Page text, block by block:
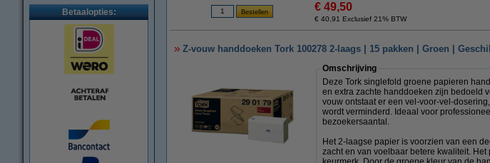
Betaalopties: € 49,50
€ 40,91 Exclusief 21% BTW
Z-vouw handdoeken Tork 100278 2-laags | 15 pakken | Groen |
Omschrijving
Deze Tork singlefold groene papieren
en extra zachte handdoeken zijn bedoeld
vouw ontstaat er een vel-voor-vel-
wordt verminderd. Ideaal voor
bezoekersaantal.
Het 2-laagse papier is voorzien van een
zacht en van voelbaar betere kwaliteit.